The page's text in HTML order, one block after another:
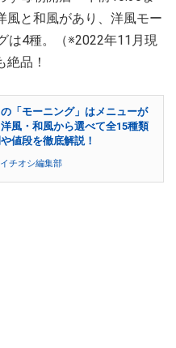
風と和風があり、洋風モー
は4種。（※2022年11月現
品！
「モーニング」はメニューが
風・和風から選べて全15種類
値段を徹底解説！
イチオシ編集部